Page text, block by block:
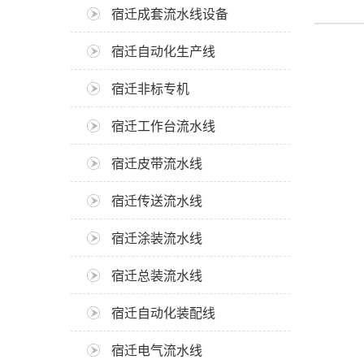
宿迁成套流水线设备
宿迁自动化生产线
宿迁非标专机
宿迁工作台流水线
宿迁皮带流水线
宿迁传送流水线
宿迁涂装流水线
宿迁总装流水线
宿迁自动化装配线
宿迁电气流水线